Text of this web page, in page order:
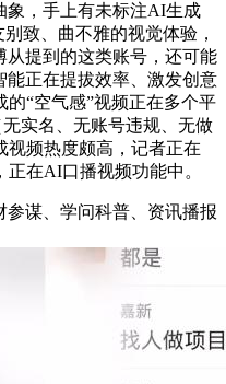
象，手上有未标注AI生成
致、曲不雅的视觉体验，
提到的这类账号，还可能
正在提拔效率、激发创意
“空气感”视频正在多个平
实名、无账号违规、无做
频热度颇高，记者正在
在AI口播视频功能中。
谋、学问科普、资讯播报